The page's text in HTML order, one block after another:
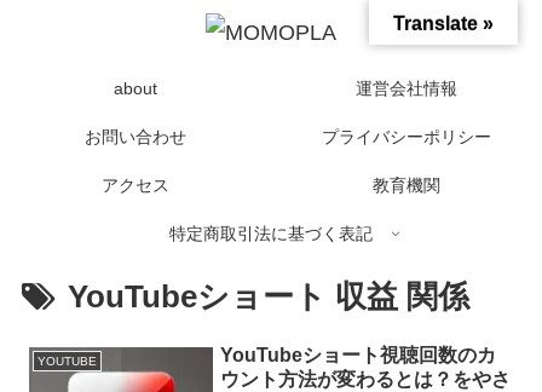
about 運営会社情報
お問い合わせ プライバシーポリシー
アクセス 教育機関
特定商取引法に基づく表記
YouTubeショート 収益 関係
YOUTUBE
YouTubeショート視聴回数のカ
ウント方法が変わるとは？をやさ
Translate »